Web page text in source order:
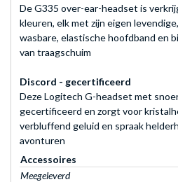
De G335 over-ear-headset is
kleuren, elk met zijn eigen
wasbare, elastische hoofdband en
van traagschuim
Discord - gecertificeerd
Deze Logitech G-headset met
gecertificeerd en zorgt voor
verbluffend geluid en spraak
avonturen
Accessoires
Meegeleverd